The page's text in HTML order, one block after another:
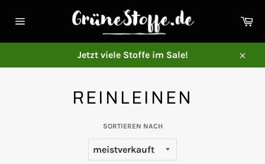
zum
Jetzt viele Stoffe im Sale!
REINLEINEN
SORTIEREN NACH